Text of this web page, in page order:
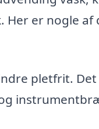
Her er nogle af
pletfrit. Det